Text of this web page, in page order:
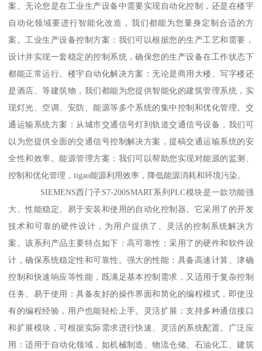
案。无论您是在工业生产设备中需要实现自动化控制，还是在楼宇
自动化领域要进行智能化改造，我们都能为您量身定制合适的方
案。工业生产设备控制方案：我们可以根据您的生产工艺和需要，
设计并实现一套稳定的控制系统，确保您的生产设备在工作状态下
都能正常运行。楼宇自动化解决方案：无论是商用大楼、写字楼还
是酒店、等建筑物，我们都能为您提供智能化的建筑管理系统，实
现灯光、空调、安防、能源等多个系统的集中控制和优化管理。交
通运输系统方案：从城市交通信号灯到轨道交通信号设备，我们可
以为您提供全面的交通信号控制解决方案，提稿交通运输系统的安
全性和效率。能源管理方案：我们可以帮助您实现对能源的监测、
控制和优化管理，tigao能源利用效率，降低能源消耗和环境污染。
SIEMENS西门子S7-200SMART系列PLC模块是一款功能强
大、性能稳定、易于安装和使用的自动化控制器。它采用了的开发
技术和可靠的硬件设计，为用户提供了、灵活的控制系统解决方
案。该系列产品主要特点如下：高可靠性：采用了的硬件和软件设
计，确保系统稳定性和可靠性。强大的性能：具备高速计算、津确
控制和快速响应等性能，既满足基本控制需求，又适用于复杂控制
任务。易于使用：具备友好的操作界面和简化的编程模式，即使没
有的编程经验，用户也能轻松上手。灵活扩展：支持多种通信接口
和扩展模块，可根据实际需求进行快速、灵活的系统配置。广泛应
用：适用于自动化领域，如机械制造、物流仓储、石油化工、建筑